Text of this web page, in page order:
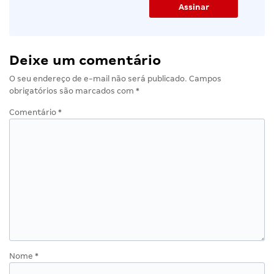
Deixe um comentário
O seu endereço de e-mail não será publicado. Campos
obrigatórios são marcados com *
Comentário *
Nome *